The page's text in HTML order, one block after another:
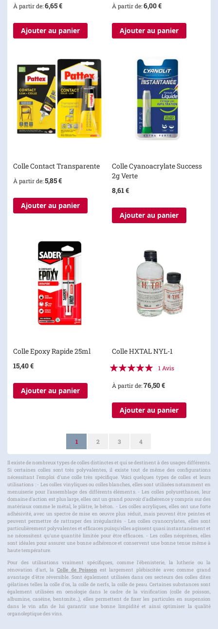
À partir de 6,65 €
Ajouter au panier
À partir de 6,00 €
Ajouter au panier
Colle Contact Transparente
À partir de 5,85 €
Ajouter au panier
Colle Cyanoacrylate Success
2g Verte
8,61 €
Ajouter au panier
Colle Epoxy Rapide 25ml
15,40 €
Ajouter au panier
Colle HXTAL NYL-1
Évaluation:
1 Avis
À partir de 76,50 €
Ajouter au panier
PageVous lisez actuellement la page
1 Page
2 Page
3 Page
4
Il existe de nombreux types de colles distinctes et qui se destinent à des usages différents.
Si certaines colles sont très polyvalentes, il existe tout de même des configurations
nécessitant l'emploi d'une colle très spécifique. Voici quelques types de colles et leurs
utilisations : - Les colles vinyliques ou colles blanches, elles sont utilisées notamment en
menuiserie pour l'assemblage des différents éléments. - Les colles polyuréthanes, leur
domaine d'action est plus large, elles ont un grand pouvoir d'adhérence y compris sur des
matériaux comme le métal, le plâtre, le béton. - Les colles acryliques, elles ont une forte
adhésivité, avec un spectre de mise en oeuvre plus réduit, mais peuvent être peintes et
peuvent permettre de rattraper des irrégularités - Les colles cyanocrylates, elles sont
particulièrement polyvalentes et efficaces puisqu'elles agissent quasi instantanément et
ne nécessitent qu'une quantité limitée pour être efficaces. - Les colles néoprènes, elles
sont idéales pour assurer une bonne adhérence et conservent une bonne tenue même à
haute température.
Pour des utilisations vraiment spécifiques, comme l'ébenisterie, la lutherie ou la
rénovation d'art, la Colle de Poisson est largement plébiscitée avec comme grand
avantage d'être réversible. Sont également utilisées dans ces secteurs des colles dites
gélatines telles la colle d'os, la colle de nerfs, la colle de peau. Certaines substances sont
également utilisées en oenologie dans le cadre de la vinification (colle de poisson,
albumine, caséine, bentonite...), elles permettent de fixer les particules en suspension
dans le vin afin de lui garantir une bonne limpidité et ainsi optimiser la qualité
organoleptique des vins.